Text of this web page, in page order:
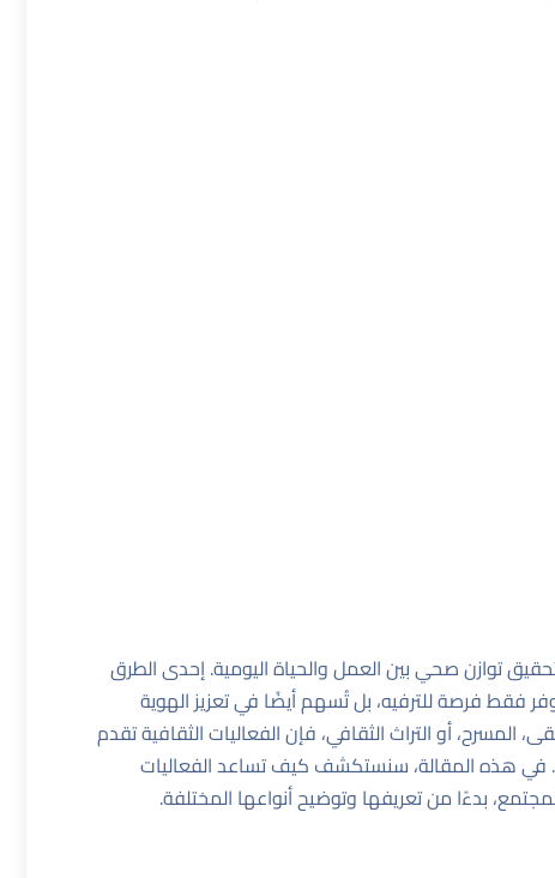
توازن صحي بين العمل والحياة اليومية. إحدى الطرق
فقط فرصة للترفيه، بل تُسهم أيضًا في تعزيز الهوية
المسرح، أو التراث الثقافي، فإن الفعاليات الثقافية تقدم
في هذه المقالة، سنستكشف كيف تساعد الفعاليات
بدءًا من تعريفها وتوضيح أنواعها المختلفة.